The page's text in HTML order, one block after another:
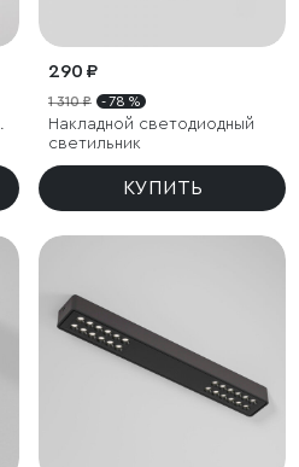
290 ₽
1 310 ₽ - 78 %
Накладной светодиодный
светильник
КУПИТЬ